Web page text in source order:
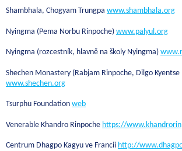
Shambhala, Chogyam Trungpa www.shambhala.org
Nyingma (Pema Norbu Rinpoche) www.palyul.org
Nyingma (rozcestník, hlavně na školy Nyingma)
Shechen Monastery (Rabjam Rinpoche, Dilgo Kyentse
www.shechen.org
Tsurphu Foundation web
Venerable Khandro Rinpoche https://
Centrum Dhagpo Kagyu ve Francii http://